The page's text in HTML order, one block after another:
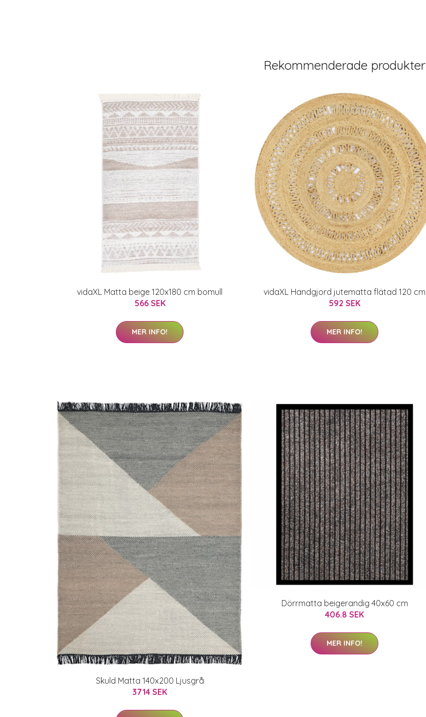
Rekommenderade produkter
vidaXL Matta beige 120x180 cm bomull
566 SEK
MER INFO!
vidaXL Handgjord jutematta flätad 120 cm
592 SEK
MER INFO!
Skuld Matta 140x200 Ljusgrå
3714 SEK
Dörrmatta beigerandig 40x60 cm
406.8 SEK
MER INFO!